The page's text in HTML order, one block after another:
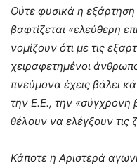
Ούτε φυσικά η
βαφτίζεται «ελεύθερη
νομίζουν ότι με τις
χειραφετημένοι
πνεύμονα έχεις βάλει
την Ε.Ε., την «σύγχρονη
θέλουν να ελέγξουν τις
Κάποτε η Αριστερά